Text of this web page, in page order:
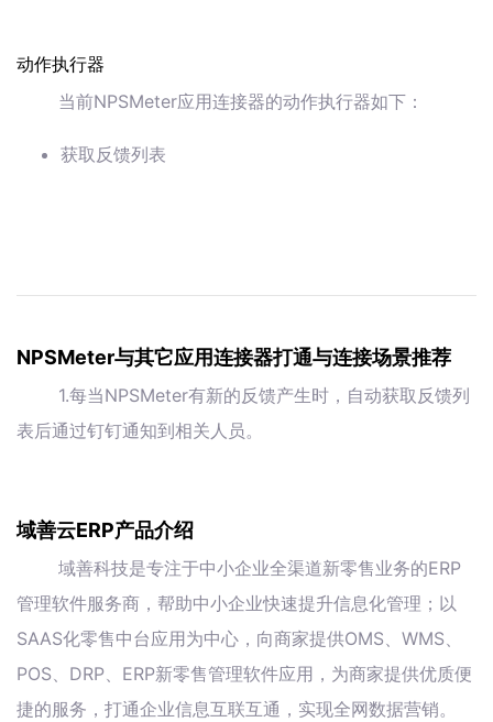
动作执行器
当前NPSMeter应用连接器的动作执行器如下：
获取反馈列表
NPSMeter与其它应用连接器打通与连接场景推荐
1.每当NPSMeter有新的反馈产生时，自动获取反馈列
表后通过钉钉通知到相关人员。
域善云ERP产品介绍
域善科技是专注于中小企业全渠道新零售业务的ERP
管理软件服务商，帮助中小企业快速提升信息化管理；以
SAAS化零售中台应用为中心，向商家提供OMS、WMS、
POS、DRP、ERP新零售管理软件应用，为商家提供优质便
捷的服务，打通企业信息互联互通，实现全网数据营销。